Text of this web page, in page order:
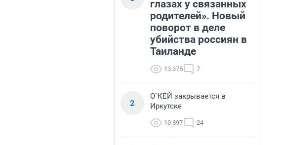
глазах у связанных
родителей». Новый
поворот в деле
убийства россиян в
Таиланде
13 375 7
2
О`КЕЙ закрывается в
Иркутске
10 897 24